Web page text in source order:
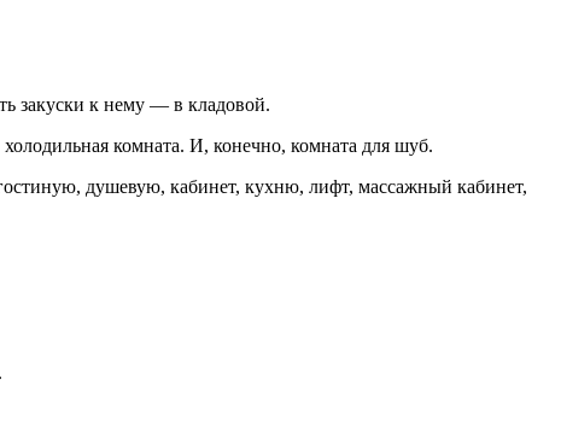
закуски к нему — в кладовой.
комната. И, конечно, комната для шуб.
душевую, кабинет, кухню, лифт, массажный кабинет,